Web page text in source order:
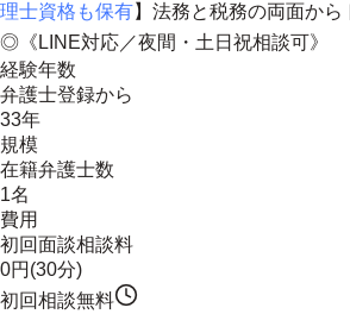
理士資格も保有】 法務と税務の両面から
◎《LINE対応／夜間・土日祝相談可》
経験年数
弁護士登録から
33年
規模
在籍弁護士数
1名
費用
初回面談相談料
0円(30分)
初回相談無料